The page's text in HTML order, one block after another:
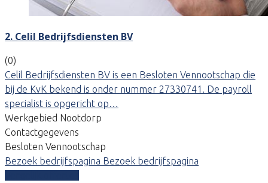
2. Celil Bedrijfsdiensten BV
(0)
Celil Bedrijfsdiensten BV is een Besloten Vennootschap die
bij de KvK bekend is onder nummer 27330741. De payroll
specialist is opgericht op…
Werkgebied Nootdorp
Contactgegevens
Besloten Vennootschap
Bezoek bedrijfspagina Bezoek bedrijfspagina